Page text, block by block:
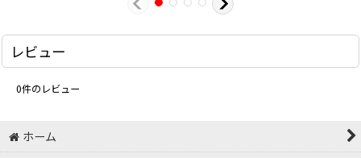
レビュー
0件のレビュー
ホーム